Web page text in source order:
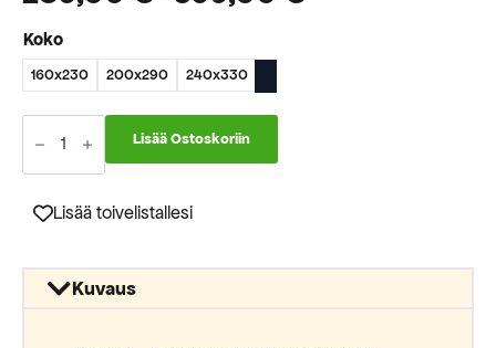
Hintaluokka:
289,00 €
-
599,00 €
Koko
160x230 200x290 240x330
Cannes
nukkamatto
6414
Lisää Ostoskoriin
Lisää toivelistallesi
Kuvaus